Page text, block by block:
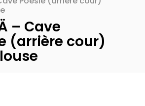
– Cave
(arrière cour)